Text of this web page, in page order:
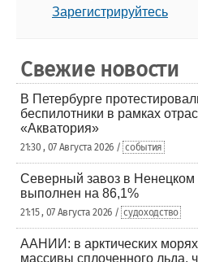
Зарегистрируйтесь
Свежие новости
В Петербурге
беспилотники в рамках
«Акватория»
21:30 , 07 Августа 2026 / события
Северный завоз в Ненецком
выполнен на 86,1%
21:15 , 07 Августа 2026 / судоходство
ААНИИ: в арктических
массивы сплоченного льда,